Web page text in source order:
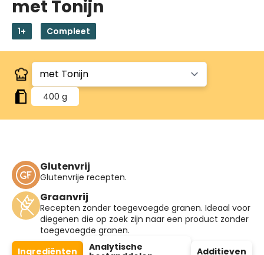
met Tonijn
1+ Compleet
400 g
Glutenvrij
Glutenvrije recepten.
Graanvrij
Recepten zonder toegevoegde granen. Ideaal voor
diegenen die op zoek zijn naar een product zonder
toegevoegde granen.
Ingrediënten
Analytische
Additieven